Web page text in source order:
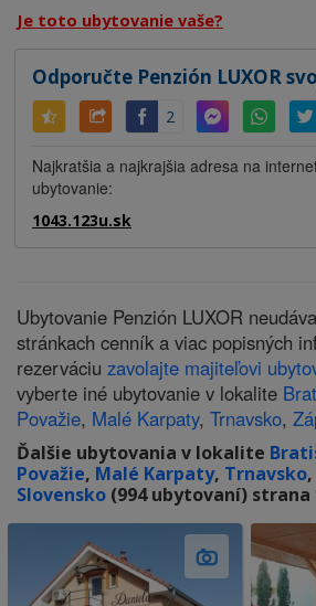
Je toto ubytovanie vaše?
Odporučte Penzión LUXOR
2
Najkratšia a najkrajšia adresa na
ubytovanie:
1043.123u.sk
Ubytovanie Penzión LUXOR
stránkach cenník a viac popisných
rezerváciu zavolajte majiteľovi
vyberte iné ubytovanie v lokalite
Považie, Malé Karpaty, Trnavsko,
Ďalšie ubytovania v lokalite
Považie, Malé Karpaty, Trnavsko,
Slovensko (994 ubytovaní) strana